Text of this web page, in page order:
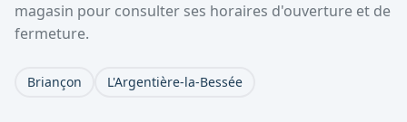
magasin pour consulter ses horaires d'ouverture et de
fermeture.
Briançon L'Argentière-la-Bessée